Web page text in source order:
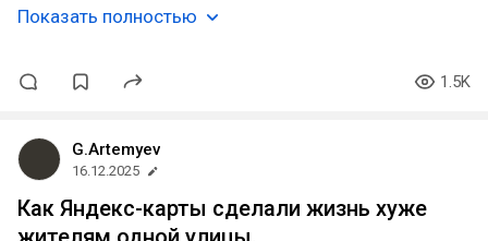
Показать полностью
1.5K
G.Artemyev
16.12.2025
Как Яндекс-карты сделали жизнь хуже